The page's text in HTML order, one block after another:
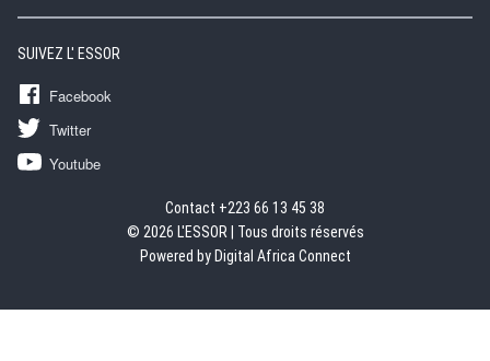
SUIVEZ L' ESSOR
Facebook
Twitter
Youtube
Contact +223 66 13 45 38
© 2026 L'ESSOR | Tous droits réservés
Powered by Digital Africa Connect